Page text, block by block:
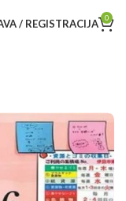
/ REGISTRACIJA 0